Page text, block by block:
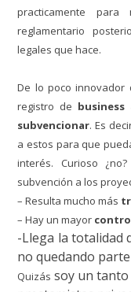
practicamente
reglamentario
legales que hace.
De lo poco innovador
registro de business
subvencionar. Es
a estos para que
interés. Curioso
subvención a los
– Resulta mucho más
– Hay un mayor
-Llega la totalidad
no quedando
Quizás soy un tanto